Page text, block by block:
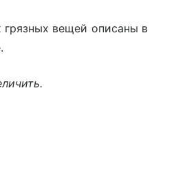
вещей описаны в